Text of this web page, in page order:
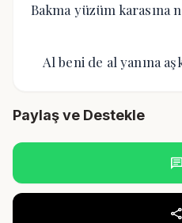
Bakma yüzüm karasına
Al beni de al yanına
Paylaş ve Destekle
chat
share